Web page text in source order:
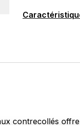
contrecollés